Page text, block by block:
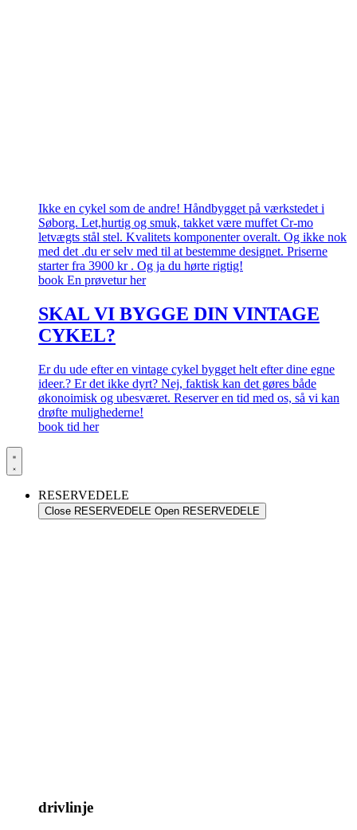
Ikke en cykel som de andre! Håndbygget på værkstedet i
Søborg. Let,hurtig og smuk, takket være muffet Cr-mo
letvægts stål stel. Kvalitets komponenter overalt. Og ikke nok
med det .du er selv med til at bestemme designet. Priserne
starter fra 3900 kr . Og ja du hørte rigtig!
book En prøvetur her
SKAL VI BYGGE DIN VINTAGE
CYKEL?
Er du ude efter en vintage cykel bygget helt efter dine egne
ideer.? Er det ikke dyrt? Nej, faktisk kan det gøres både
økonoimisk og ubesværet. Reserver en tid med os, så vi kan
drøfte mulighederne!
book tid her
RESERVEDELE
Close RESERVEDELE Open RESERVEDELE
drivlinje